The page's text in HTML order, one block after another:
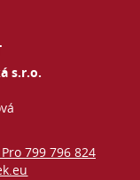
s.r.o.
799 796 824